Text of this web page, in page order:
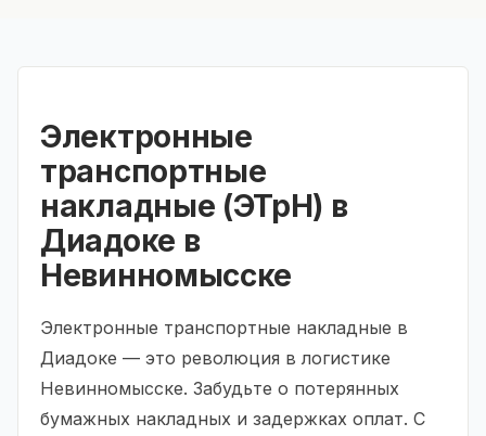
Электронные
транспортные
накладные (ЭТрН) в
Диадоке в
Невинномысске
Электронные транспортные накладные в
Диадоке — это революция в логистике
Невинномысске. Забудьте о потерянных
бумажных накладных и задержках оплат. С